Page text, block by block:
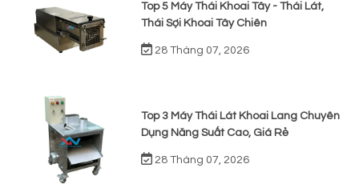
Top 5 Máy Thái Khoai Tây - Thái Lát,
Thái Sợi Khoai Tây Chiên
28 Tháng 07, 2026
Top 3 Máy Thái Lát Khoai Lang Chuyên
Dụng Năng Suất Cao, Giá Rẻ
28 Tháng 07, 2026